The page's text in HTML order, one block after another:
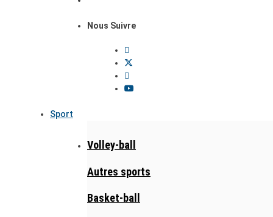
Nous Suivre
Sport
Volley-ball
Autres sports
Basket-ball